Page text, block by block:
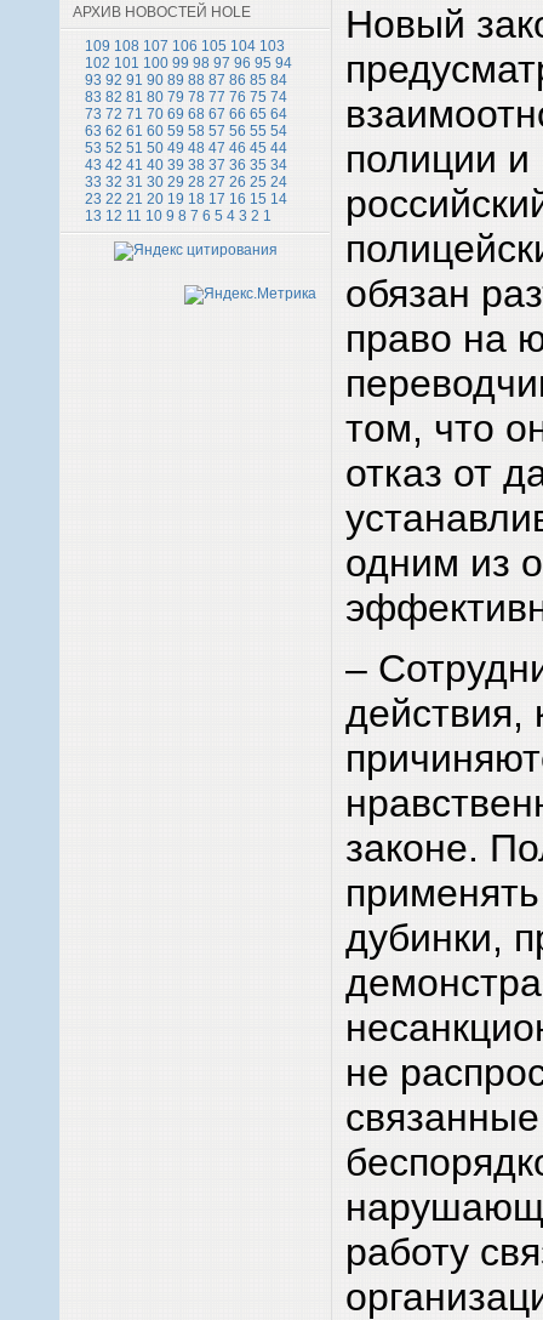
АРХИВ НОВОСТЕЙ HOLE
109 108 107 106 105 104 103
102 101 100 99 98 97 96 95 94
93 92 91 90 89 88 87 86 85 84
83 82 81 80 79 78 77 76 75 74
73 72 71 70 69 68 67 66 65 64
63 62 61 60 59 58 57 56 55 54
53 52 51 50 49 48 47 46 45 44
43 42 41 40 39 38 37 36 35 34
33 32 31 30 29 28 27 26 25 24
23 22 21 20 19 18 17 16 15 14
13 12 11 10 9 8 7 6 5 4 3 2 1
Новый
полиции и
обязан
право на
том, что
отказ от
одним из
–
действия,
законе.
дубинки,
не
работу